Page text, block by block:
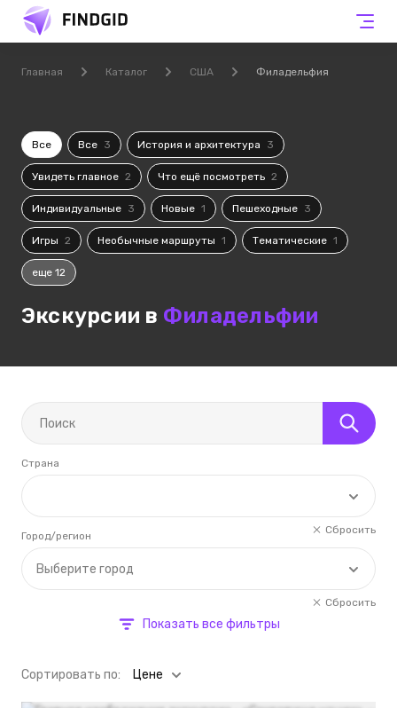
Главная Каталог США Филадельфия
Все Все 3 История и архитектура 3
Увидеть главное 2 Что ещё посмотреть 2
Индивидуальные 3 Новые 1 Пешеходные 3
Игры 2 Необычные маршруты 1 Тематические 1
еще 12
Экскурсии в Филадельфии
Страна
Сбросить
Выберите город
Город/регион
Сбросить
Показать все фильтры
Cортировать по: Цене